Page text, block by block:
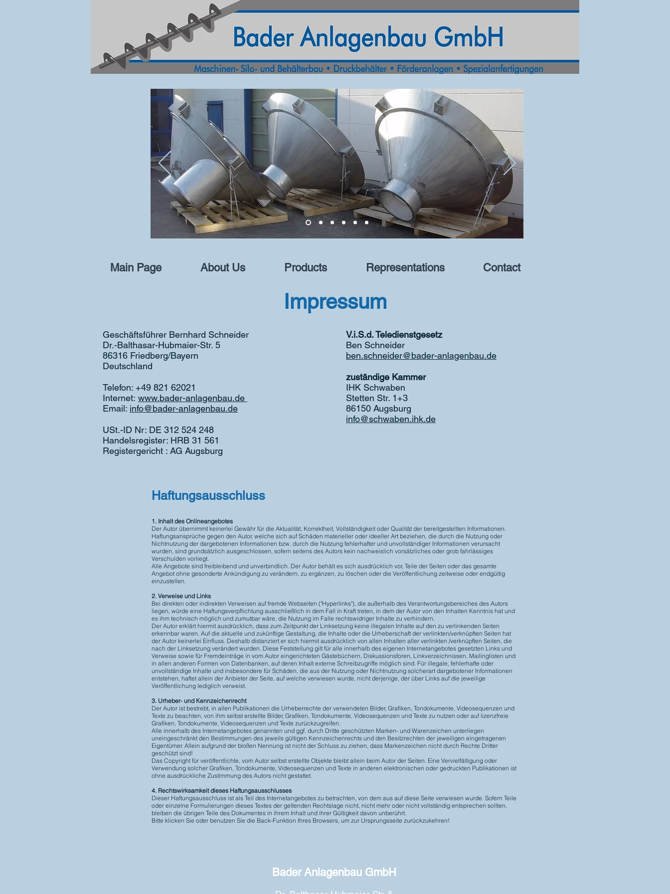
Impressum
Geschäftsführer Bernhard Schneider
Dr.-Balthasar-Hubmaier-Str. 5
86316 Friedberg/Bayern
Deutschland
Telefon: +49 821 62021
Internet: www.bader-anlagenbau.de
Email: info@bader-anlagenbau.de
USt.-ID Nr: DE 312 524 248
Handelsregister: HRB 31 561
Registergericht : AG Augsburg
V.i.S.d. Teledienstgesetz
Ben Schneider
ben.schneider@bader-anlagenbau.de
zuständige Kammer
IHK Schwaben
Stetten Str. 1+3
86150 Augsburg
info@schwaben.ihk.de
Haftungsausschluss
1. Inhalt des Onlineangebotes
Der Autor übernimmt keinerlei Gewähr für die Aktualität, Korrektheit, Vollständigkeit oder Qualität der bereitgestellten Informationen.
Haftungsansprüche gegen den Autor, welche sich auf Schäden materieller oder ideeller Art beziehen, die durch die Nutzung oder
Nichtnutzung der dargebotenen Informationen bzw. durch die Nutzung fehlerhafter und unvollständiger Informationen verursacht
wurden, sind grundsätzlich ausgeschlossen, sofern seitens des Autors kein nachweislich vorsätzliches oder grob fahrlässiges
Verschulden vorliegt.
Alle Angebote sind freibleibend und unverbindlich. Der Autor behält es sich ausdrücklich vor, Teile der Seiten oder das gesamte
Angebot ohne gesonderte Ankündigung zu verändern, zu ergänzen, zu löschen oder die Veröffentlichung zeitweise oder endgültig
einzustellen.
2. Verweise und Links
Bei direkten oder indirekten Verweisen auf fremde Webseiten ("Hyperlinks"), die außerhalb des Verantwortungsbereiches des Autors
liegen, würde eine Haftungsverpflichtung ausschließlich in dem Fall in Kraft treten, in dem der Autor von den Inhalten Kenntnis hat und
es ihm technisch möglich und zumutbar wäre, die Nutzung im Falle rechtswidriger Inhalte zu verhindern.
Der Autor erklärt hiermit ausdrücklich, dass zum Zeitpunkt der Linksetzung keine illegalen Inhalte auf den zu verlinkenden Seiten
erkennbar waren. Auf die aktuelle und zukünftige Gestaltung, die Inhalte oder die Urheberschaft der verlinkten/verknüpften Seiten hat
der Autor keinerlei Einfluss. Deshalb distanziert er sich hiermit ausdrücklich von allen Inhalten aller verlinkten /verknüpften Seiten, die
nach der Linksetzung verändert wurden. Diese Feststellung gilt für alle innerhalb des eigenen Internetangebotes gesetzten Links und
Verweise sowie für Fremdeinträge in vom Autor eingerichteten Gästebüchern, Diskussionsforen, Linkverzeichnissen, Mailinglisten und
in allen anderen Formen von Datenbanken, auf deren Inhalt externe Schreibzugriffe möglich sind. Für illegale, fehlerhafte oder
unvollständige Inhalte und insbesondere für Schäden, die aus der Nutzung oder Nichtnutzung solcherart dargebotener Informationen
entstehen, haftet allein der Anbieter der Seite, auf welche verwiesen wurde, nicht derjenige, der über Links auf die jeweilige
Veröffentlichung lediglich verweist.
3. Urheber- und Kennzeichenrecht
Der Autor ist bestrebt, in allen Publikationen die Urheberrechte der verwendeten Bilder, Grafiken, Tondokumente, Videosequenzen und
Texte zu beachten, von ihm selbst erstellte Bilder, Grafiken, Tondokumente, Videosequenzen und Texte zu nutzen oder auf lizenzfreie
Grafiken, Tondokumente, Videosequenzen und Texte zurückzugreifen.
Alle innerhalb des Internetangebotes genannten und ggf. durch Dritte geschützten Marken- und Warenzeichen unterliegen
uneingeschränkt den Bestimmungen des jeweils gültigen Kennzeichenrechts und den Besitzrechten der jeweiligen eingetragenen
Eigentümer. Allein aufgrund der bloßen Nennung ist nicht der Schluss zu ziehen, dass Markenzeichen nicht durch Rechte Dritter
geschützt sind!
Das Copyright für veröffentlichte, vom Autor selbst erstellte Objekte bleibt allein beim Autor der Seiten. Eine Vervielfältigung oder
Verwendung solcher Grafiken, Tondokumente, Videosequenzen und Texte in anderen elektronischen oder gedruckten Publikationen ist
ohne ausdrückliche Zustimmung des Autors nicht gestattet.
4. Rechtswirksamkeit dieses Haftungsausschlusses
Dieser Haftungsausschluss ist als Teil des Internetangebotes zu betrachten, von dem aus auf diese Seite verwiesen wurde. Sofern Teile
oder einzelne Formulierungen dieses Textes der geltenden Rechtslage nicht, nicht mehr oder nicht vollständig entsprechen sollten,
bleiben die übrigen Teile des Dokumentes in ihrem Inhalt und ihrer Gültigkeit davon unberührt.
Bitte klicken Sie oder benutzen Sie die Back-Funktion Ihres Browsers, um zur Ursprungsseite zurückzukehren!
Main Page About Us Products Representations Contact
Bader Anlagenbau GmbH